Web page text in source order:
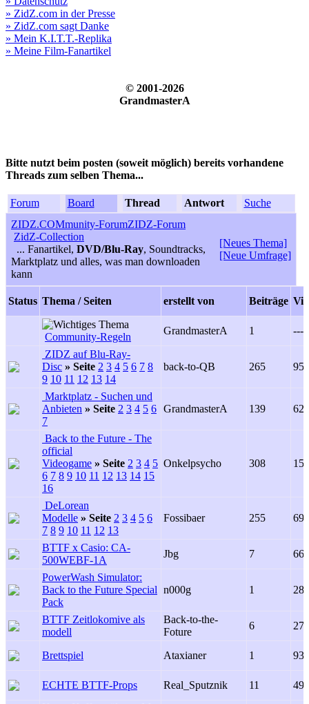
» ZidZ.com in der Presse
» ZidZ.com sagt Danke
» Mein K.I.T.T.-Replika
» Meine Film-Fanartikel
© 2001-2026
GrandmasterA
Bitte nutzt beim posten (soweit möglich) bereits vorhandene
Threads zum selben Thema...
Forum Board Thread Antwort
Suche
ZIDZ.COMmunity-ForumZIDZ-Forum
ZidZ-Collection
... Fanartikel, DVD/Blu-Ray, Soundtracks,
Marktplatz und alles, was man downloaden
kann
[Neues Thema]
[Neue Umfrage]
Status Thema / Seiten erstellt von Beiträge
Community-Regeln
GrandmasterA 1
---
ZIDZ auf Blu-Ray-
Disc » Seite 2 3 4 5 6 7 8
9 10 11 12 13 14
back-to-QB 265
Marktplatz - Suchen und
Anbieten » Seite 2 3 4 5 6
7
GrandmasterA 139
Back to the Future - The
official
Videogame » Seite 2 3 4 5
6 7 8 9 10 11 12 13 14 15
16
Onkelpsycho 308
DeLorean
Modelle » Seite 2 3 4 5 6
7 8 9 10 11 12 13
Fossibaer 255
BTTF x Casio: CA-
500WEBF-1A
Jbg 7
669
PowerWash Simulator:
Back to the Future Special
Pack
n000g 1 281
BTTF Zeitlokomive als
modell
Back-to-the-
Foture
6
Brettspiel Ataxianer 1 930
ECHTE BTTF-Props Real_Sputznik 11